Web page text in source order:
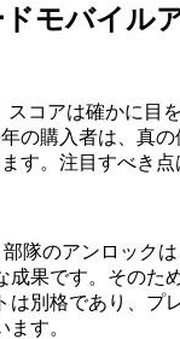
モバイル
スコアは確かに目
の購入者は、真
す。注目すべき点
隊のアンロック
成果です。そのた
は別格であり、プ
す。